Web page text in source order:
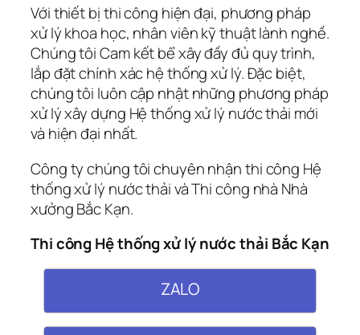
Với thiết bị thi công hiện đại, phương pháp
xử lý khoa học, nhân viên kỹ thuật lành nghề.
Chúng tôi Cam kết bể xây đầy đủ quy trình,
lắp đặt chính xác hệ thống xử lý. Đặc biệt,
chúng tôi luôn cập nhật những phương pháp
xử lý xây dựng Hệ thống xử lý nước thải mới
và hiện đại nhất.
Công ty chúng tôi chuyên nhận thi công Hệ
thống xử lý nước thải và Thi công nhà Nhà
xưởng Bắc Kạn.
Thi công Hệ thống xử lý nước thải Bắc Kạn
ZALO